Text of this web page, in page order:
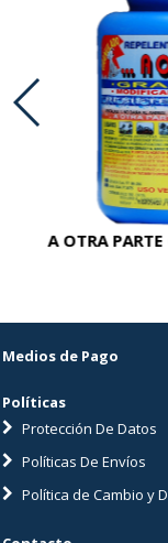
A OTRA
Medios de Pago
Políticas
Protección De Datos
Políticas De Envíos
Política de Cambio y